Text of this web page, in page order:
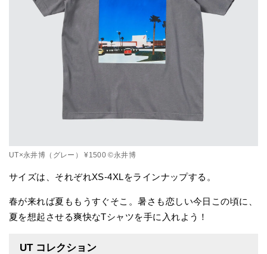
UT×永井博（グレー） ¥1500 ©永井博
サイズは、それぞれXS-4XLをラインナップする。
春が来れば夏ももうすぐそこ。暑さも恋しい今日この頃に、
夏を想起させる爽快なTシャツを手に入れよう！
UT コレクション